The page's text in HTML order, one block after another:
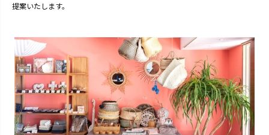
提案いたします。